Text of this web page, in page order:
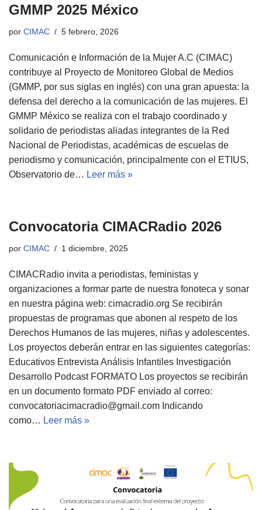
GMMP 2025 México
por CIMAC 5 febrero, 2026
Comunicación e Información de la Mujer A.C (CIMAC)
contribuye al Proyecto de Monitoreo Global de Medios
(GMMP, por sus siglas en inglés) con una gran apuesta: la
defensa del derecho a la comunicación de las mujeres. El
GMMP México se realiza con el trabajo coordinado y
solidario de periodistas aliadas integrantes de la Red
Nacional de Periodistas, académicas de escuelas de
periodismo y comunicación, principalmente con el ETIUS,
Observatorio de… Leer más »
Convocatoria CIMACRadio 2026
por CIMAC 1 diciembre, 2025
CIMACRadio invita a periodistas, feministas y
organizaciones a formar parte de nuestra fonoteca y sonar
en nuestra página web: cimacradio.org Se recibirán
propuestas de programas que abonen al respeto de los
Derechos Humanos de las mujeres, niñas y adolescentes.
Los proyectos deberán entrar en las siguientes categorías:
Educativos Entrevista Análisis Infantiles Investigación
Desarrollo Podcast FORMATO Los proyectos se recibirán
en un documento formato PDF enviado al correo:
convocatoriacimacradio@gmail.com Indicando
como… Leer más »